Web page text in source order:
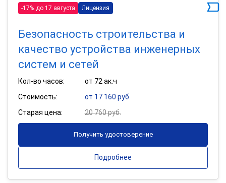
-17% до 17 августа Лицензия
Безопасность строительства и
качество устройства инженерных
систем и сетей
Кол-во часов:
от 72 ак.ч
Стоимость:
от 17 160 руб.
Старая цена:
20 760 руб.
Получить удостоверение
Подробнее